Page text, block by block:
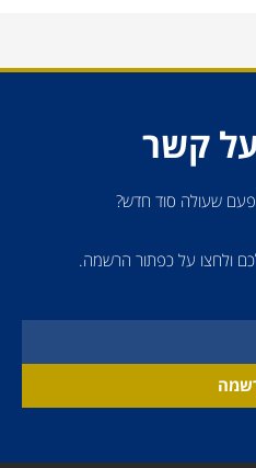
קשר
פעם שעולה סוד חדש?
ולחצו על כפתור הרשמה.